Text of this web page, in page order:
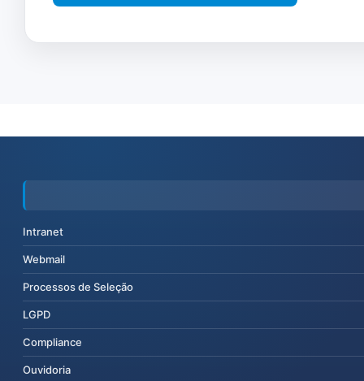
Intranet
Webmail
Processos de Seleção
LGPD
Compliance
Ouvidoria